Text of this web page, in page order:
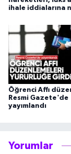
ihale iddialarına
Öğrenci Affı
Resmi Gazete'de
yayımlandı
Yorumlar